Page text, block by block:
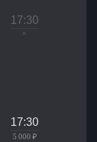
17:30
×
17:30
5 000 ₽